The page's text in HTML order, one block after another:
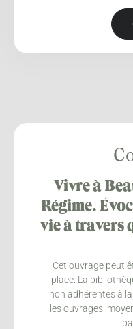
Vivre à
Régime.
vie à travers
Cet ouvrage peut
place. La
non adhérentes à
les ouvrages,